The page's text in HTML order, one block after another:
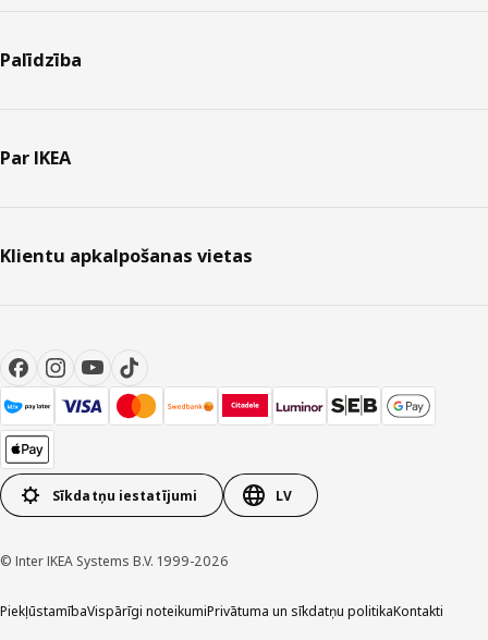
Palīdzība
Par IKEA
Klientu apkalpošanas vietas
Sīkdatņu iestatījumi LV
© Inter IKEA Systems B.V. 1999-2026
PiekļūstamībaVispārīgi noteikumiPrivātuma un sīkdatņu politikaKontakti